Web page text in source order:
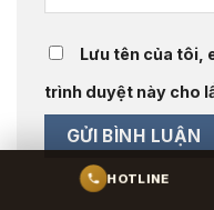
Lưu tên của tôi,
trình duyệt này cho
HOTLINE